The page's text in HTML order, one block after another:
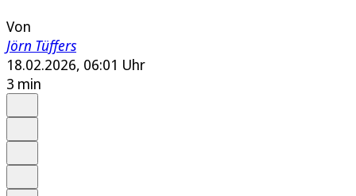
Von
Jörn Tüffers
18.02.2026, 06:01 Uhr
3 min